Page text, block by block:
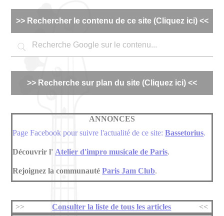
>> Rechercher le contenu de ce site (Cliquez ici) <<
>> Recherche sur plan du site (Cliquez ici) <<
ANNONCES
Page Facebook pour suivre l'actualité de ce site:Bassetorius.
Découvrir l' Atelier d'impro musicale de Paris.
Rejoignez la communauté Paris Jam Club.
>> Consulter la liste de tous les articles
<<